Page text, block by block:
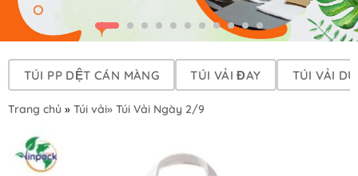
TÚI PP DỆT CÁN MÀNG TÚI VẢI ĐAY TÚI VẢI DÙ
Trang chủ » Túi vải» Túi Vải Ngày 2/9